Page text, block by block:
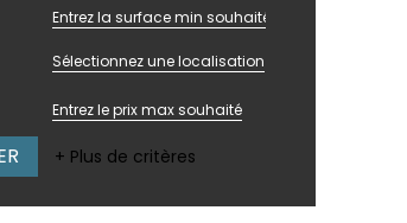
Sélectionnez une localisation
+ Plus de critères